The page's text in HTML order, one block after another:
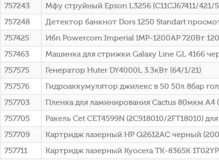
757243
Мфу струйный Epson L3256 (C11CJ67411/
757248
Детектор банкнот Dors 1250 Standart
757425
Ибп Powercom Imperial IMP-1200AP 720Вт
757463
Машинка для стрижки Galaxy Line GL 4166
757575
Генератор Huter DY4000L 3.3кВт (64/1/21)
757576
Гидроаккумулятор джилекс в 50 50л 8бар
757703
Пленка для ламинирования Cactus 80мкм A4
757705
Ракель Cet CET4599N (2C918010/2FT18010)
757709
Картридж лазерный HP Q2612AC черный
757711
Картридж лазерный Kyocera TK-8365K